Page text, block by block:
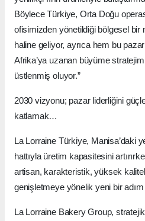
Böylece Türkiye, Orta Doğu
ofisimizden yönetildiği bölgesel
haline geliyor, ayrıca hem bu
Afrika’ya uzanan büyüme
üstlenmiş oluyor.”
2030 vizyonu; pazar liderliğini
katlamak…
La Lorraine Türkiye, Manisa’daki
hattıyla üretim kapasitesini
artisan, karakteristik, yüksek
genişletmeye yönelik yeni bir adım
La Lorraine Bakery Group,